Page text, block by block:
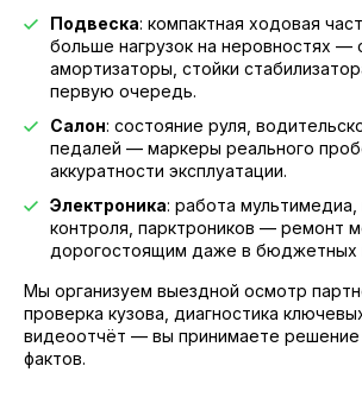
Подвеска: компактная ходовая
больше нагрузок на неровностях —
амортизаторы, стойки
первую очередь.
Салон: состояние руля,
педалей — маркеры реального
аккуратности эксплуатации.
Электроника: работа мультимедиа,
контроля, парктроников — ремонт
дорогостоящим даже в бюджетных
Мы организуем выездной осмотр
проверка кузова, диагностика
видеоотчёт — вы принимаете решение
фактов.